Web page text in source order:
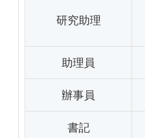
研究助理
助理員
辦事員
書記